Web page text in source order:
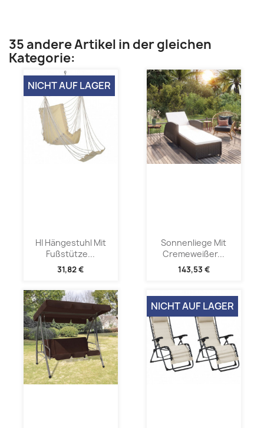
35 andere Artikel in der gleichen
Kategorie:
HI Hängestuhl Mit
Fußstütze...
31,82 €
NICHT AUF LAGER
Sonnenliege Mit
Cremeweißer...
143,53 €
NICHT AUF LAGER